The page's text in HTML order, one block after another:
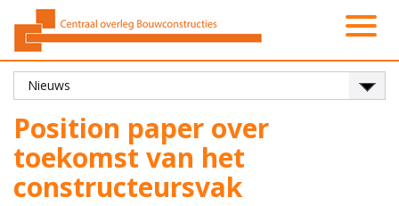
Position paper over
toekomst van het
constructeursvak